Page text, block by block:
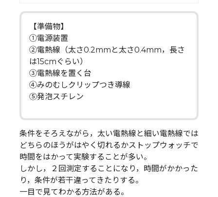
【準備物】
①電源装置
②電熱線（太さ0.2mmと太さ0.4mm，長さ
は15cmぐらい）
③電熱線を置く台
④みのむしクリップつき導線
⑤発泡スチレン
条件をそろえながら，太い電熱線と細い電熱線では
どちらのほうがはやく切れるかストップウォッチで
時間をはかって実験することが多い。
しかし，２回測定することになり，時間がかかった
り，条件が若干違ってきたりする。
一目で見てわかる方法がある。